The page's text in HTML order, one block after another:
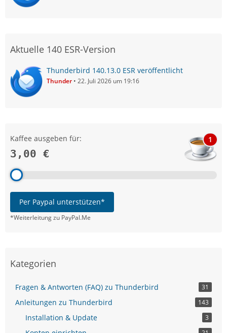
Aktuelle 140 ESR-Version
Thunderbird 140.13.0 ESR veröffentlicht
Thunder 22. Juli 2026 um 19:16
Kaffee ausgeben für:
3,00 €
1
Per Paypal unterstützen*
*Weiterleitung zu PayPal.Me
Kategorien
Fragen & Antworten (FAQ) zu Thunderbird 31
Anleitungen zu Thunderbird 143
Installation & Update 3